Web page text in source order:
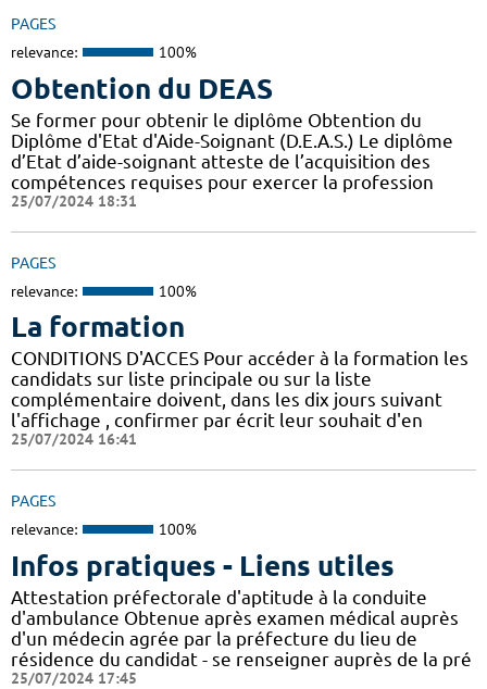
PAGES
relevance: 100%
Obtention du DEAS
Se former pour obtenir le diplôme Obtention du
Diplôme d'Etat d'Aide-Soignant (D.E.A.S.) Le diplôme
d’Etat d’aide-soignant atteste de l’acquisition des
compétences requises pour exercer la profession
25/07/2024 18:31
PAGES
relevance: 100%
La formation
CONDITIONS D'ACCES Pour accéder à la formation les
candidats sur liste principale ou sur la liste
complémentaire doivent, dans les dix jours suivant
l'affichage , confirmer par écrit leur souhait d'en
25/07/2024 16:41
PAGES
relevance: 100%
Infos pratiques - Liens utiles
Attestation préfectorale d'aptitude à la conduite
d'ambulance Obtenue après examen médical auprès
d'un médecin agrée par la préfecture du lieu de
résidence du candidat - se renseigner auprès de la pré
25/07/2024 17:45